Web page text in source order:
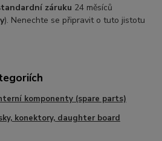
záruku 24 měsíců
). Nenechte se připravit o tuto jistotu
komponenty (spare parts)
konektory, daughter board